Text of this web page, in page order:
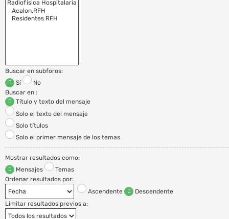
Buscar en subforos:
Sí
No
Buscar en :
Título y texto del mensaje
Solo el texto del mensaje
Solo títulos
Solo el primer mensaje de los temas
Mostrar resultados como:
Mensajes
Temas
Ordenar resultados por:
Ascendente
Descendente
Limitar resultados previos a: